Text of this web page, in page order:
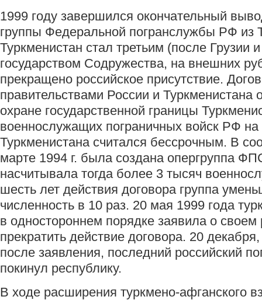
1999 году завершился окончательный
группы Федеральной погранслужбы РФ из
Туркменистан стал третьим (после Грузии
государством Содружества, на внешних
прекращено российское присутствие.
правительствами России и Туркменистана
охране государственной границы
военнослужащих пограничных войск РФ на
Туркменистана считался бессрочным. В
марте 1994 г. была создана опергруппа
насчитывала тогда более 3 тысяч
шесть лет действия договора группа
численность в 10 раз. 20 мая 1999 года
в одностороннем порядке заявила о
прекратить действие договора. 20
после заявления, последний российский
покинул республику.
В ходе расширения туркмено-афганского